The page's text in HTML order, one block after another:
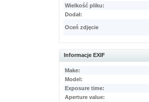
Wielkość pliku:
Dodał:
Oceń zdjęcie
Informacje EXIF
Make:
Model:
Exposure time:
Aperture value: